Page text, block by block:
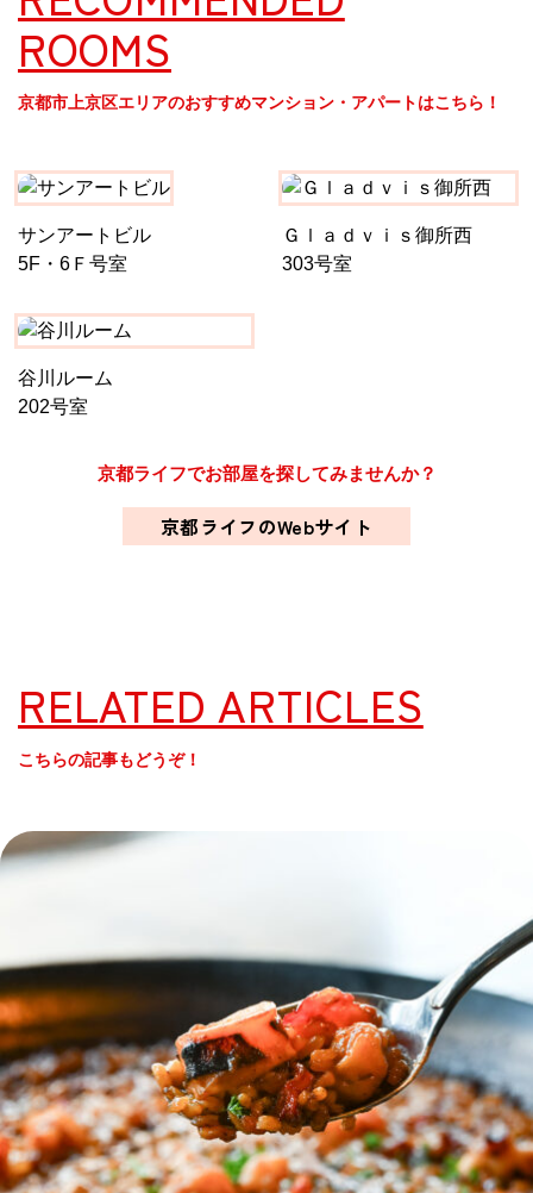
ROOMS
京都市上京区エリアのおすすめマンション・アパートはこちら！
サンアートビル
5F・6Ｆ号室
Ｇｌａｄｖｉｓ御所西
303号室
谷川ルーム
202号室
京都ライフでお部屋を探してみませんか？
京都ライフのWebサイト
RELATED ARTICLES
こちらの記事もどうぞ！